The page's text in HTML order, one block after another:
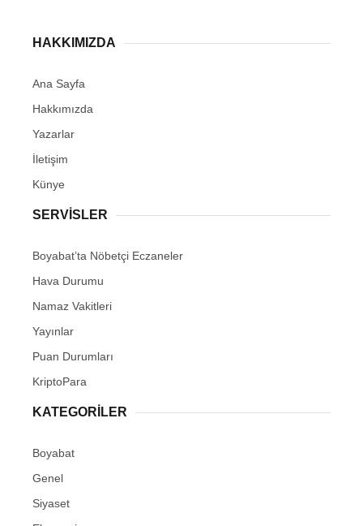
HAKKIMIZDA
Ana Sayfa
Hakkımızda
Yazarlar
İletişim
Künye
SERVISLER
Boyabat’ta Nöbetçi Eczaneler
Hava Durumu
Namaz Vakitleri
Yayınlar
Puan Durumları
KriptoPara
KATEGORILER
Boyabat
Genel
Siyaset